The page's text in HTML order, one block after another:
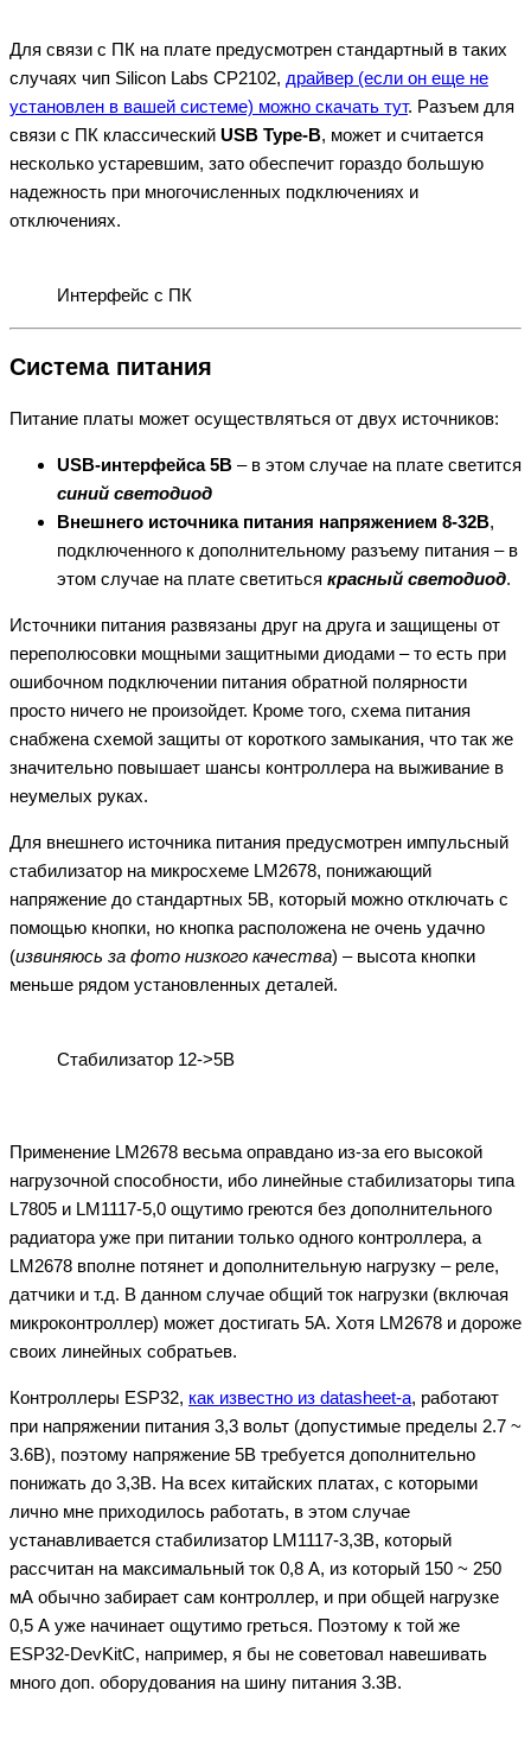
Для связи с ПК на плате предусмотрен стандартный в таких
случаях чип Silicon Labs CP2102, драйвер (если он еще не
установлен в вашей системе) можно скачать тут. Разъем для
связи с ПК классический USB Type-B, может и считается
несколько устаревшим, зато обеспечит гораздо большую
надежность при многочисленных подключениях и
отключениях.
Интерфейс с ПК
Система питания
Питание платы может осуществляться от двух источников:
USB-интерфейса 5В – в этом случае на плате светится
синий светодиод
Внешнего источника питания напряжением 8-32В,
подключенного к дополнительному разъему питания – в
этом случае на плате светиться красный светодиод.
Источники питания развязаны друг на друга и защищены от
переполюсовки мощными защитными диодами – то есть при
ошибочном подключении питания обратной полярности
просто ничего не произойдет. Кроме того, схема питания
снабжена схемой защиты от короткого замыкания, что так же
значительно повышает шансы контроллера на выживание в
неумелых руках.
Для внешнего источника питания предусмотрен импульсный
стабилизатор на микросхеме LM2678, понижающий
напряжение до стандартных 5В, который можно отключать с
помощью кнопки, но кнопка расположена не очень удачно
(извиняюсь за фото низкого качества) – высота кнопки
меньше рядом установленных деталей.
Стабилизатор 12->5В
Применение LM2678 весьма оправдано из-за его высокой
нагрузочной способности, ибо линейные стабилизаторы типа
L7805 и LM1117-5,0 ощутимо греются без дополнительного
радиатора уже при питании только одного контроллера, а
LM2678 вполне потянет и дополнительную нагрузку – реле,
датчики и т.д. В данном случае общий ток нагрузки (включая
микроконтроллер) может достигать 5А. Хотя LM2678 и дороже
своих линейных собратьев.
Контроллеры ESP32, как известно из datasheet-а, работают
при напряжении питания 3,3 вольт (допустимые пределы 2.7 ~
3.6В), поэтому напряжение 5В требуется дополнительно
понижать до 3,3В. На всех китайских платах, с которыми
лично мне приходилось работать, в этом случае
устанавливается стабилизатор LM1117-3,3В, который
рассчитан на максимальный ток 0,8 А, из который 150 ~ 250
мА обычно забирает сам контроллер, и при общей нагрузке
0,5 А уже начинает ощутимо греться. Поэтому к той же
ESP32-DevKitC, например, я бы не советовал навешивать
много доп. оборудования на шину питания 3.3В.